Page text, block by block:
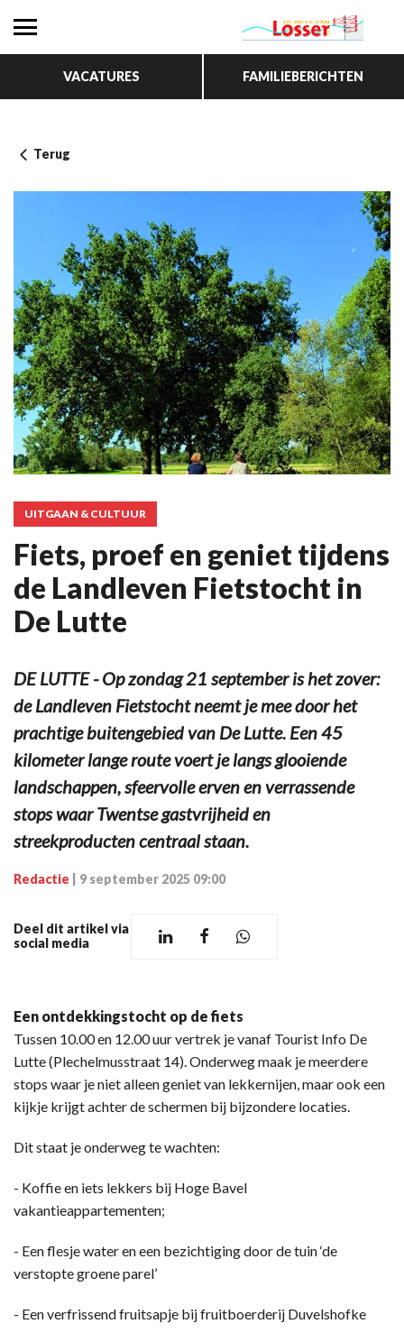
VACATURES FAMILIEBERICHTEN
Terug
UITGAAN & CULTUUR
Fiets, proef en geniet tijdens
de Landleven Fietstocht in
De Lutte
DE LUTTE - Op zondag 21 september is het zover:
de Landleven Fietstocht neemt je mee door het
prachtige buitengebied van De Lutte. Een 45
kilometer lange route voert je langs glooiende
landschappen, sfeervolle erven en verrassende
stops waar Twentse gastvrijheid en
streekproducten centraal staan.
Redactie 9 september 2025 09:00
Deel dit artikel via
social media
Een ontdekkingstocht op de fiets
Tussen 10.00 en 12.00 uur vertrek je vanaf Tourist Info De
Lutte (Plechelmusstraat 14). Onderweg maak je meerdere
stops waar je niet alleen geniet van lekkernijen, maar ook een
kijkje krijgt achter de schermen bij bijzondere locaties.
Dit staat je onderweg te wachten:
- Koffie en iets lekkers bij Hoge Bavel
vakantieappartementen;
- Een flesje water en een bezichtiging door de tuin ‘de
verstopte groene parel’
- Een verfrissend fruitsapje bij fruitboerderij Duvelshofke